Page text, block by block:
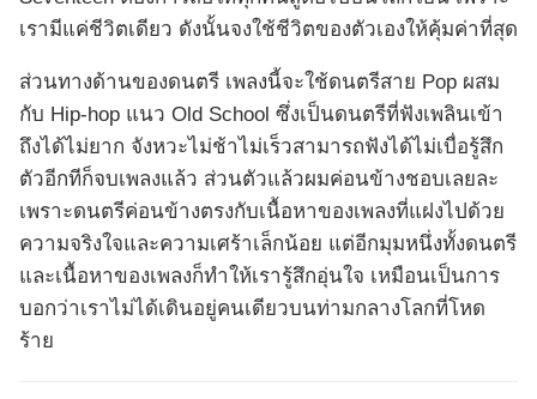
เรามีแค่ชีวิตเดียว ดังนั้นจงใช้ชีวิตของตัวเองให้คุ้มค่าที่สุด
ส่วนทางด้านของดนตรี เพลงนี้จะใช้ดนตรีสาย Pop ผสม
กับ Hip-hop แนว Old School ซึ่งเป็นดนตรีที่ฟังเพลินเข้า
ถึงได้ไม่ยาก จังหวะไม่ช้าไม่เร็วสามารถฟังได้ไม่เบื่อรู้สึก
ตัวอีกทีก็จบเพลงแล้ว ส่วนตัวแล้วผมค่อนข้างชอบเลยละ
เพราะดนตรีค่อนข้างตรงกับเนื้อหาของเพลงที่แฝงไปด้วย
ความจริงใจและความเศร้าเล็กน้อย แต่อีกมุมหนึ่งทั้งดนตรี
และเนื้อหาของเพลงก็ทำให้เรารู้สึกอุ่นใจ เหมือนเป็นการ
บอกว่าเราไม่ได้เดินอยู่คนเดียวบนท่ามกลางโลกที่โหด
ร้าย